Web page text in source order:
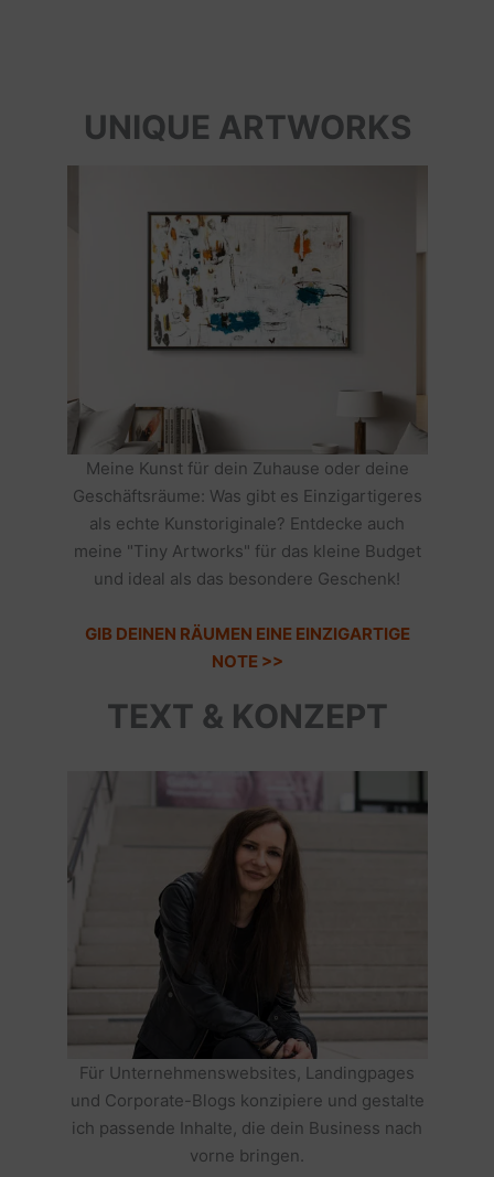
UNIQUE ARTWORKS
Meine Kunst für dein Zuhause oder deine
Geschäftsräume: Was gibt es Einzigartigeres
als echte Kunstoriginale? Entdecke auch
meine "Tiny Artworks" für das kleine Budget
und ideal als das besondere Geschenk!
GIB DEINEN RÄUMEN EINE EINZIGARTIGE
NOTE >>
TEXT & KONZEPT
Für Unternehmenswebsites, Landingpages
und Corporate-Blogs konzipiere und gestalte
ich passende Inhalte, die dein Business nach
vorne bringen.